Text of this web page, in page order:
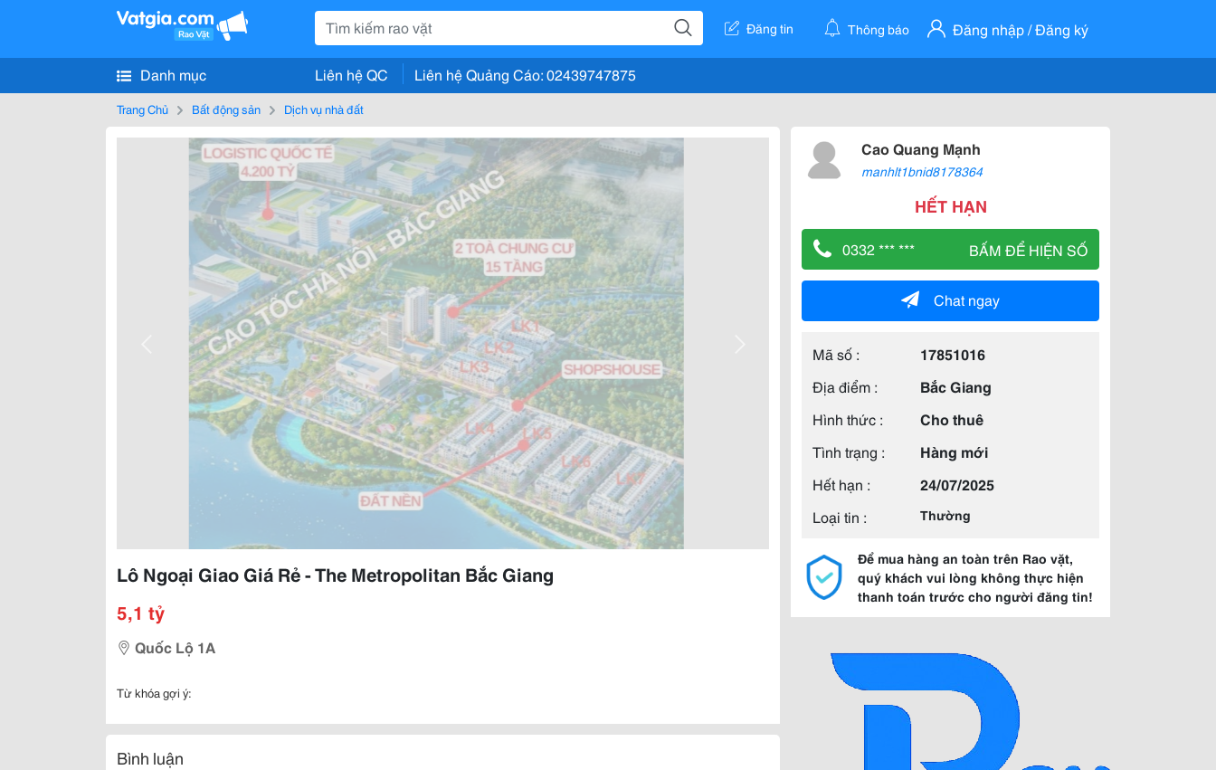
Đăng tin Thông báo Đăng nhập / Đăng ký
Danh mục Liên hệ QC Liên hệ Quảng Cáo: 02439747875
Trang Chủ Bất động sản Dịch vụ nhà đất
Lô Ngoại Giao Giá Rẻ - The Metropolitan Bắc Giang
5,1 tỷ
Quốc Lộ 1A
Từ khóa gợi ý:
Bình luận
Cao Quang Mạnh
manhlt1bnid8178364
HẾT HẠN
0332 *** *** BẤM ĐỂ HIỆN SỐ
Chat ngay
Mã số :
17851016
Địa điểm :
Bắc Giang
Hình thức :
Cho thuê
Tình trạng :
Hàng mới
Hết hạn :
24/07/2025
Loại tin :
Thường
Để mua hàng an toàn trên Rao vặt,
quý khách vui lòng không thực hiện
thanh toán trước cho người đăng tin!